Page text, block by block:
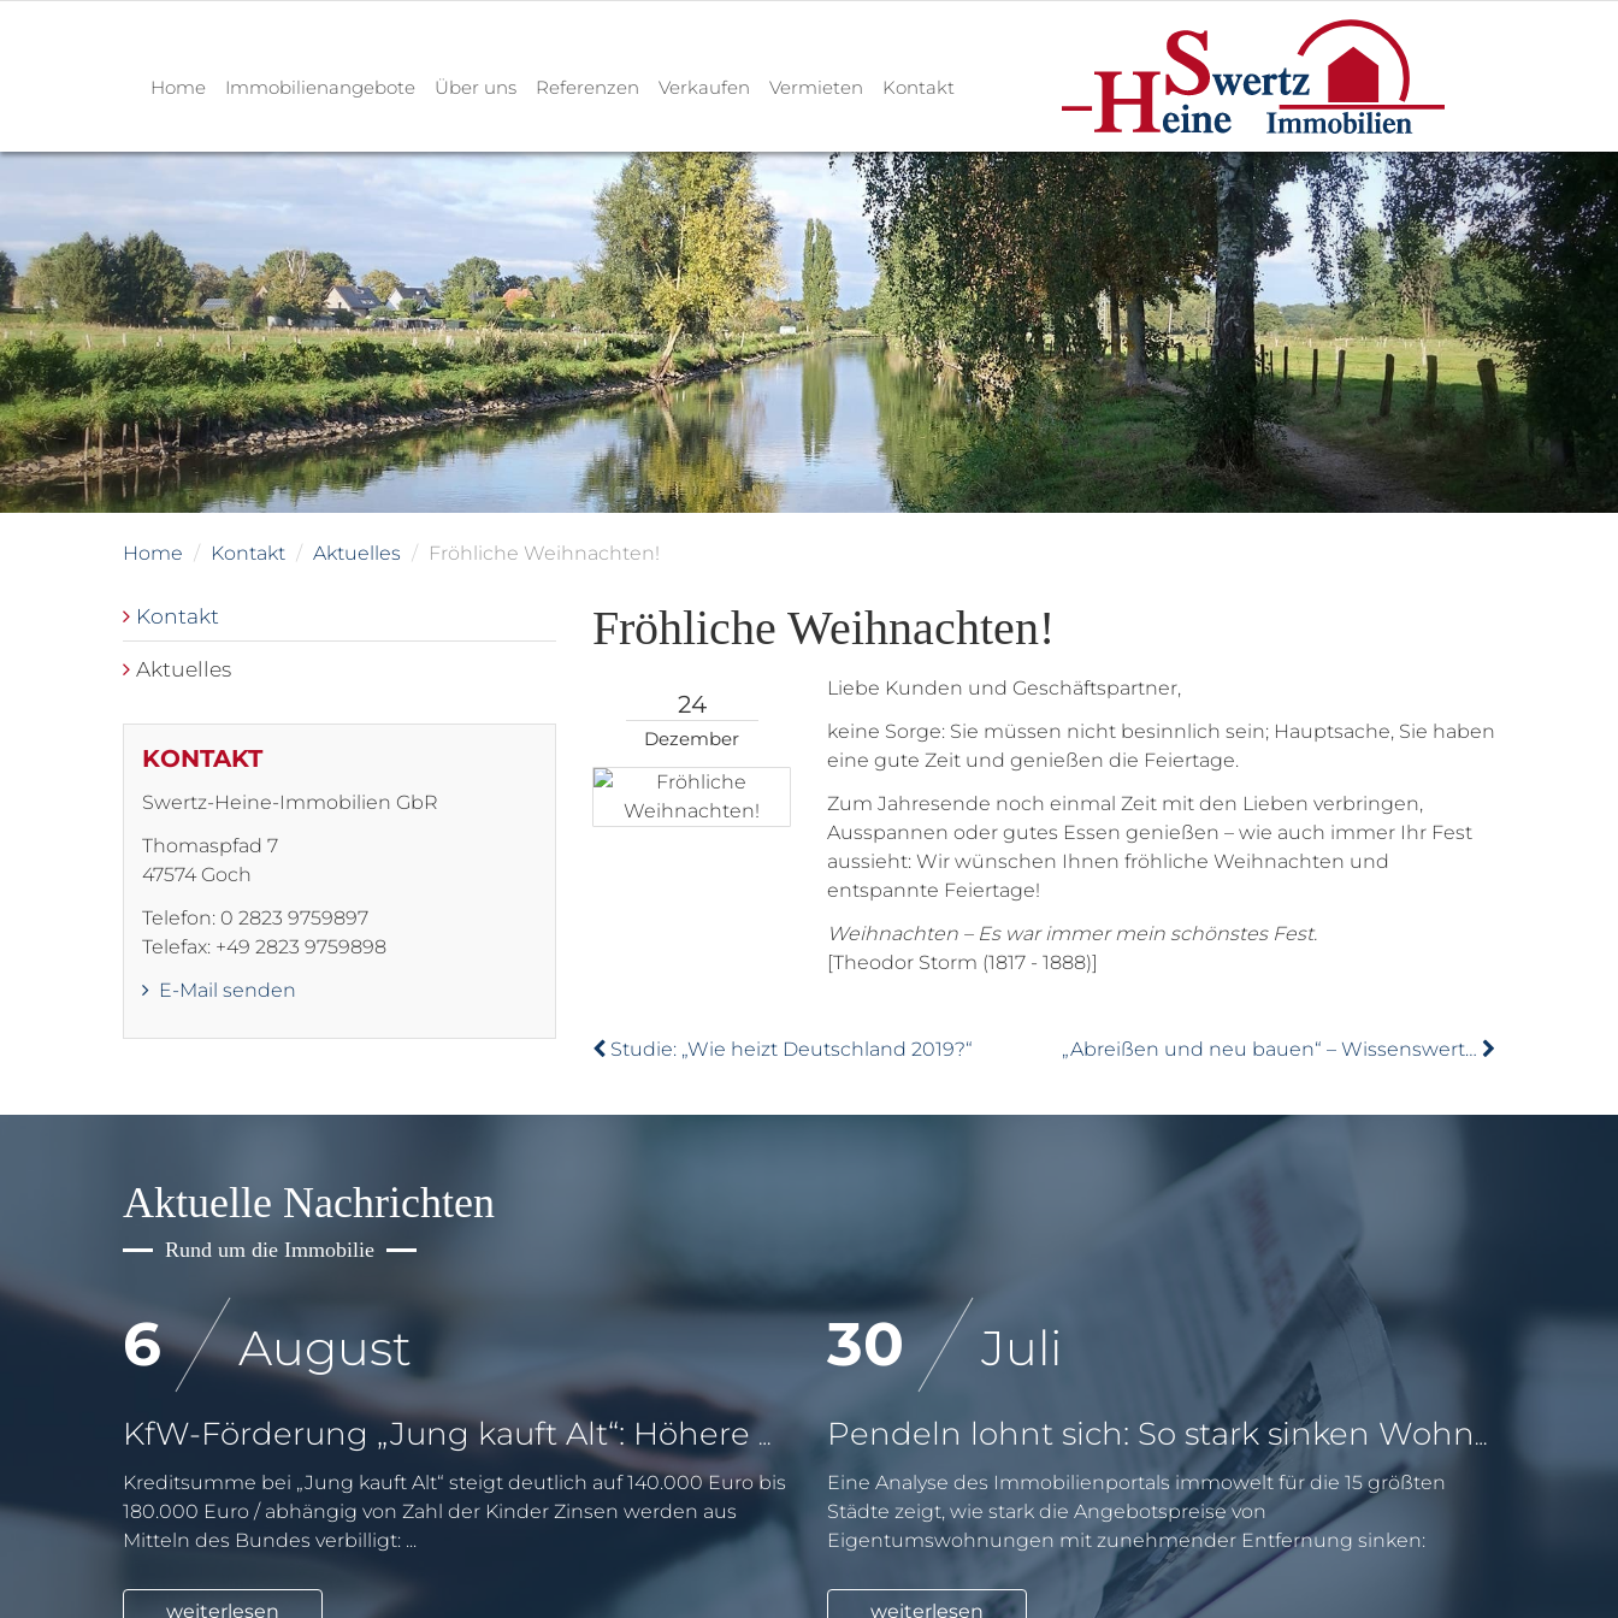
Home Immobilienangebote Über uns Referenzen Verkaufen Vermieten Kontakt
Home Kontakt Aktuelles Fröhliche Weihnachten!
Fröhliche Weihnachten!
24
Dezember
Liebe Kunden und Geschäftspartner,
keine Sorge: Sie müssen nicht besinnlich sein; Hauptsache, Sie haben
eine gute Zeit und genießen die Feiertage.
Zum Jahresende noch einmal Zeit mit den Lieben verbringen,
Ausspannen oder gutes Essen genießen – wie auch immer Ihr Fest
aussieht: Wir wünschen Ihnen fröhliche Weihnachten und
entspannte Feiertage!
Weihnachten – Es war immer mein schönstes Fest.
[Theodor Storm (1817 - 1888)]
Studie: „Wie heizt Deutschland 2019?“ „Abreißen und neu bauen“ – Wissenswertes zum Hausabriss
Kontakt
Aktuelles
KONTAKT
Swertz-Heine-Immobilien GbR
Thomaspfad 7
47574 Goch
Telefon: 0 2823 9759897
Telefax: +49 2823 9759898
E-Mail senden
Aktuelle Nachrichten
Rund um die Immobilie
6 August
KfW-Förderung „Jung kauft Alt“: Höhere Kredite ab August 2026
Kreditsumme bei „Jung kauft Alt“ steigt deutlich auf 140.000 Euro bis
180.000 Euro / abhängig von Zahl der Kinder Zinsen werden aus
Mitteln des Bundes verbilligt: ...
weiterlesen
30 Juli
Pendeln lohnt sich: So stark sinken Wohnungspreise im Umland
Eine Analyse des Immobilienportals immowelt für die 15 größten
Städte zeigt, wie stark die Angebotspreise von
Eigentumswohnungen mit zunehmender Entfernung sinken:
weiterlesen